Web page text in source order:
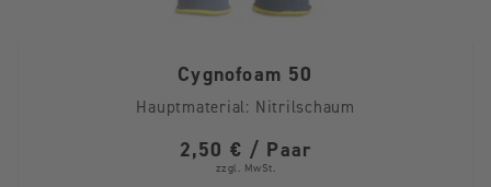
Cygnofoam 50
Hauptmaterial: Nitrilschaum
2,50 € / Paar
zzgl. MwSt.